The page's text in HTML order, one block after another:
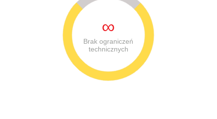
∞
Brak ograniczeń
technicznych